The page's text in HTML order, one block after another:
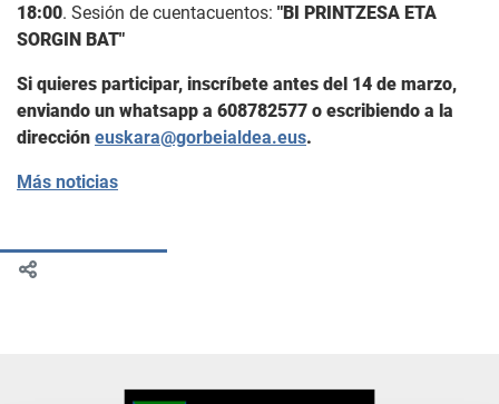
18:00. Sesión de cuentacuentos: "BI PRINTZESA ETA
SORGIN BAT"
Si quieres participar, inscríbete antes del 14 de marzo,
enviando un whatsapp a 608782577 o escribiendo a la
dirección euskara@gorbeialdea.eus.
Más noticias